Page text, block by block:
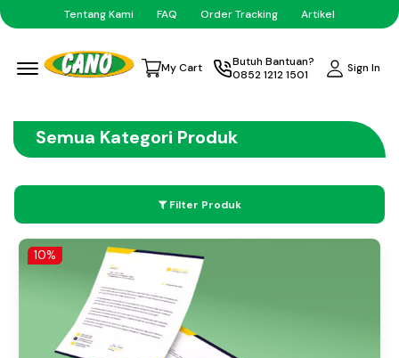
Tentang Kami FAQ Order Tracking Artikel
Menu Open
My Cart
Butuh Bantuan?
0852 1212 1501
Sign In
Semua Kategori Produk
Filter Produk
10%